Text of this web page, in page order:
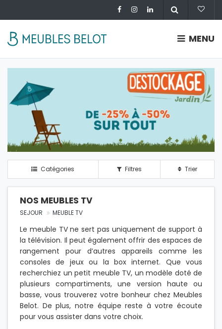
MENU
Catégories Filtres Trier
NOS MEUBLES TV
SEJOUR MEUBLE TV
Le meuble TV ne sert pas uniquement de support à
la télévision. Il peut également offrir des espaces de
rangement pour d’autres appareils comme les
consoles de jeux ou la box internet. Que vous
recherchiez un petit meuble TV, un modèle doté de
plusieurs compartiments, une version haute ou
basse, vous trouverez votre bonheur chez Meubles
Belot. De plus, notre équipe reste à votre écoute
pour vous assister dans votre choix.